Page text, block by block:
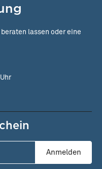
lassen oder eine
Anmelden